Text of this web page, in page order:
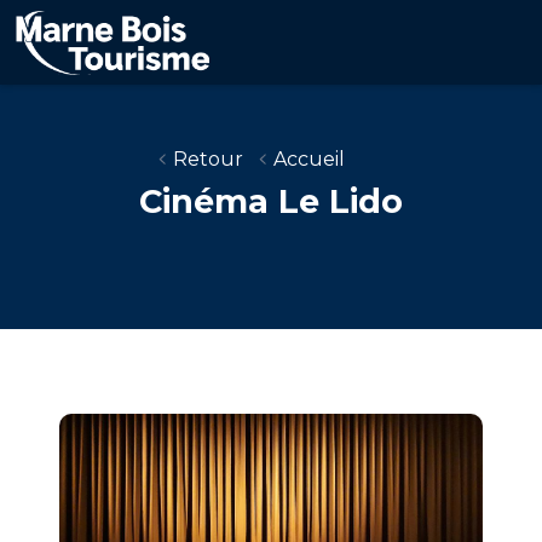
Aller
au
contenu
principal
Retour Accueil
Cinéma Le Lido